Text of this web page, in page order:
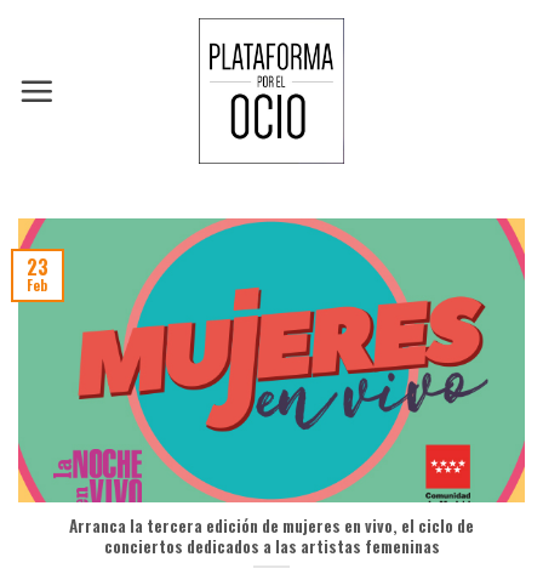
content
Arranca la tercera edición de mujeres en vivo, el ciclo de
conciertos dedicados a las artistas femeninas
23
Feb